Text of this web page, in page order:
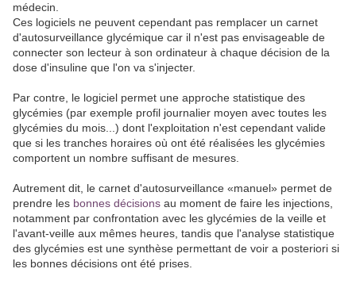
médecin.
Ces logiciels ne peuvent cependant pas remplacer un carnet
d'autosurveillance glycémique car il n'est pas envisageable de
connecter son lecteur à son ordinateur à chaque décision de la
dose d'insuline que l'on va s'injecter.
Par contre, le logiciel permet une approche statistique des
glycémies (par exemple profil journalier moyen avec toutes les
glycémies du mois...) dont l'exploitation n'est cependant valide
que si les tranches horaires où ont été réalisées les glycémies
comportent un nombre suffisant de mesures.
Autrement dit, le carnet d'autosurveillance «manuel» permet de
prendre les bonnes décisions au moment de faire les injections,
notamment par confrontation avec les glycémies de la veille et
l'avant-veille aux mêmes heures, tandis que l'analyse statistique
des glycémies est une synthèse permettant de voir a posteriori si
les bonnes décisions ont été prises.